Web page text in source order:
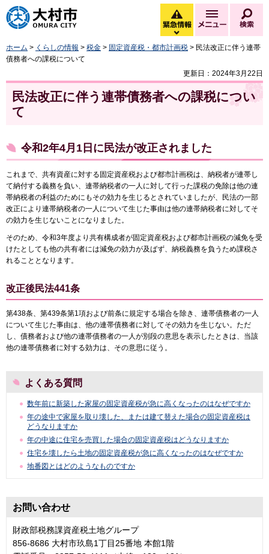
大村市
緊急情報
緊急情報を開く
メニュー
ホーム > くらしの情報 > 税金 > 固定資産税・都市計画税 > 民法改正に伴う連帯
債務者への課税について
更新日：2024年3月22日
民法改正に伴う連帯債務者への課税につい
て
令和2年4月1日に民法が改正されました
これまで、共有資産に対する固定資産税および都市計画税は、納税者が連帯し
て納付する義務を負い、連帯納税者の一人に対して行った課税の免除は他の連
帯納税者の利益のためにもその効力を生じるとされていましたが、民法の一部
改正により連帯納税者の一人について生じた事由は他の連帯納税者に対してそ
の効力を生じないことになりました。
そのため、令和3年度より共有構成者が固定資産税および都市計画税の減免を受
けたとしても他の共有者には減免の効力が及ばず、納税義務を負うため課税さ
れることとなります。
改正後民法441条
第438条、第439条第1項および前条に規定する場合を除き、連帯債務者の一人
について生じた事由は、他の連帯債務者に対してその効力を生じない。ただ
し、債務者および他の連帯債務者の一人が別段の意思を表示したときは、当該
他の連帯債務者に対する効力は、その意思に従う。
よくある質問
数年前に新築した家屋の固定資産税が急に高くなったのはなぜですか
年の途中で家屋を取り壊した、または建て替えた場合の固定資産税は
どうなりますか
年の中途に住宅を売買した場合の固定資産税はどうなりますか
住宅を壊したら土地の固定資産税が急に高くなったのはなぜですか
地番図とはどのようなものですか
お問い合わせ
財政部税務課資産税土地グループ
856-8686 大村市玖島1丁目25番地 本館1階